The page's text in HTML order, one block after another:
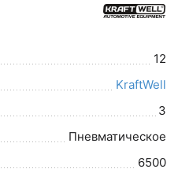
12
KraftWell
3
Пневматическое
6500